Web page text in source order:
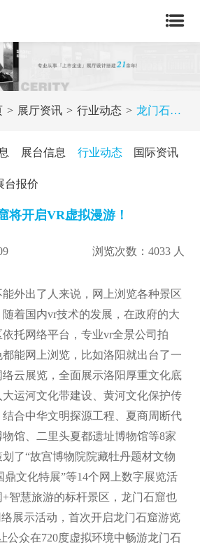
展厅资讯 行业动态 龙门石窟将开启VR虚拟漫游！
展台信息 行业动态 国际资讯
台报价
将开启VR虚拟漫游！
浏览次数：4033 人
出了人来说，网上浏览各种景区
着国内vr技术的发展，在政府的大
托网络平台，专业vr全景公司拍
能网上浏览，比如洛阳就出台了一
云展览，全面展示洛阳厚重文化底
运河文化带建设、黄河文化保护传
合中华文明探源工程、夏商周断代
馆、二里头夏都遗址博物馆等8家
了“故宫博物院院藏牡丹题材文物
鼎文化特展”等14个网上数字展览活
智慧旅游的标杆景区，龙门石窟也
展示活动，首次开启龙门石窟游览
公众在720度虚拟环境中畅游龙门石